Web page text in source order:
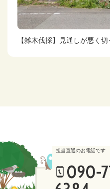
【雑木伐採】見通しが悪く
090-
担当直通のお電話です